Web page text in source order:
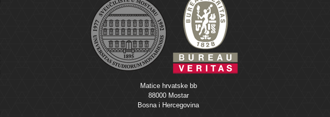
Matice hrvatske bb
88000 Mostar
Bosna i Hercegovina